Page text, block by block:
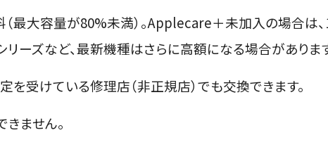
最大容量が80%未満）。Applecare＋未加入の場合は
ーズなど、最新機種はさらに高額になる場合がありま
受けている修理店（非正規店）でも交換できます。
ません。